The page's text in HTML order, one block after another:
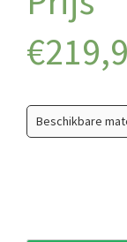
€
Beschikbare